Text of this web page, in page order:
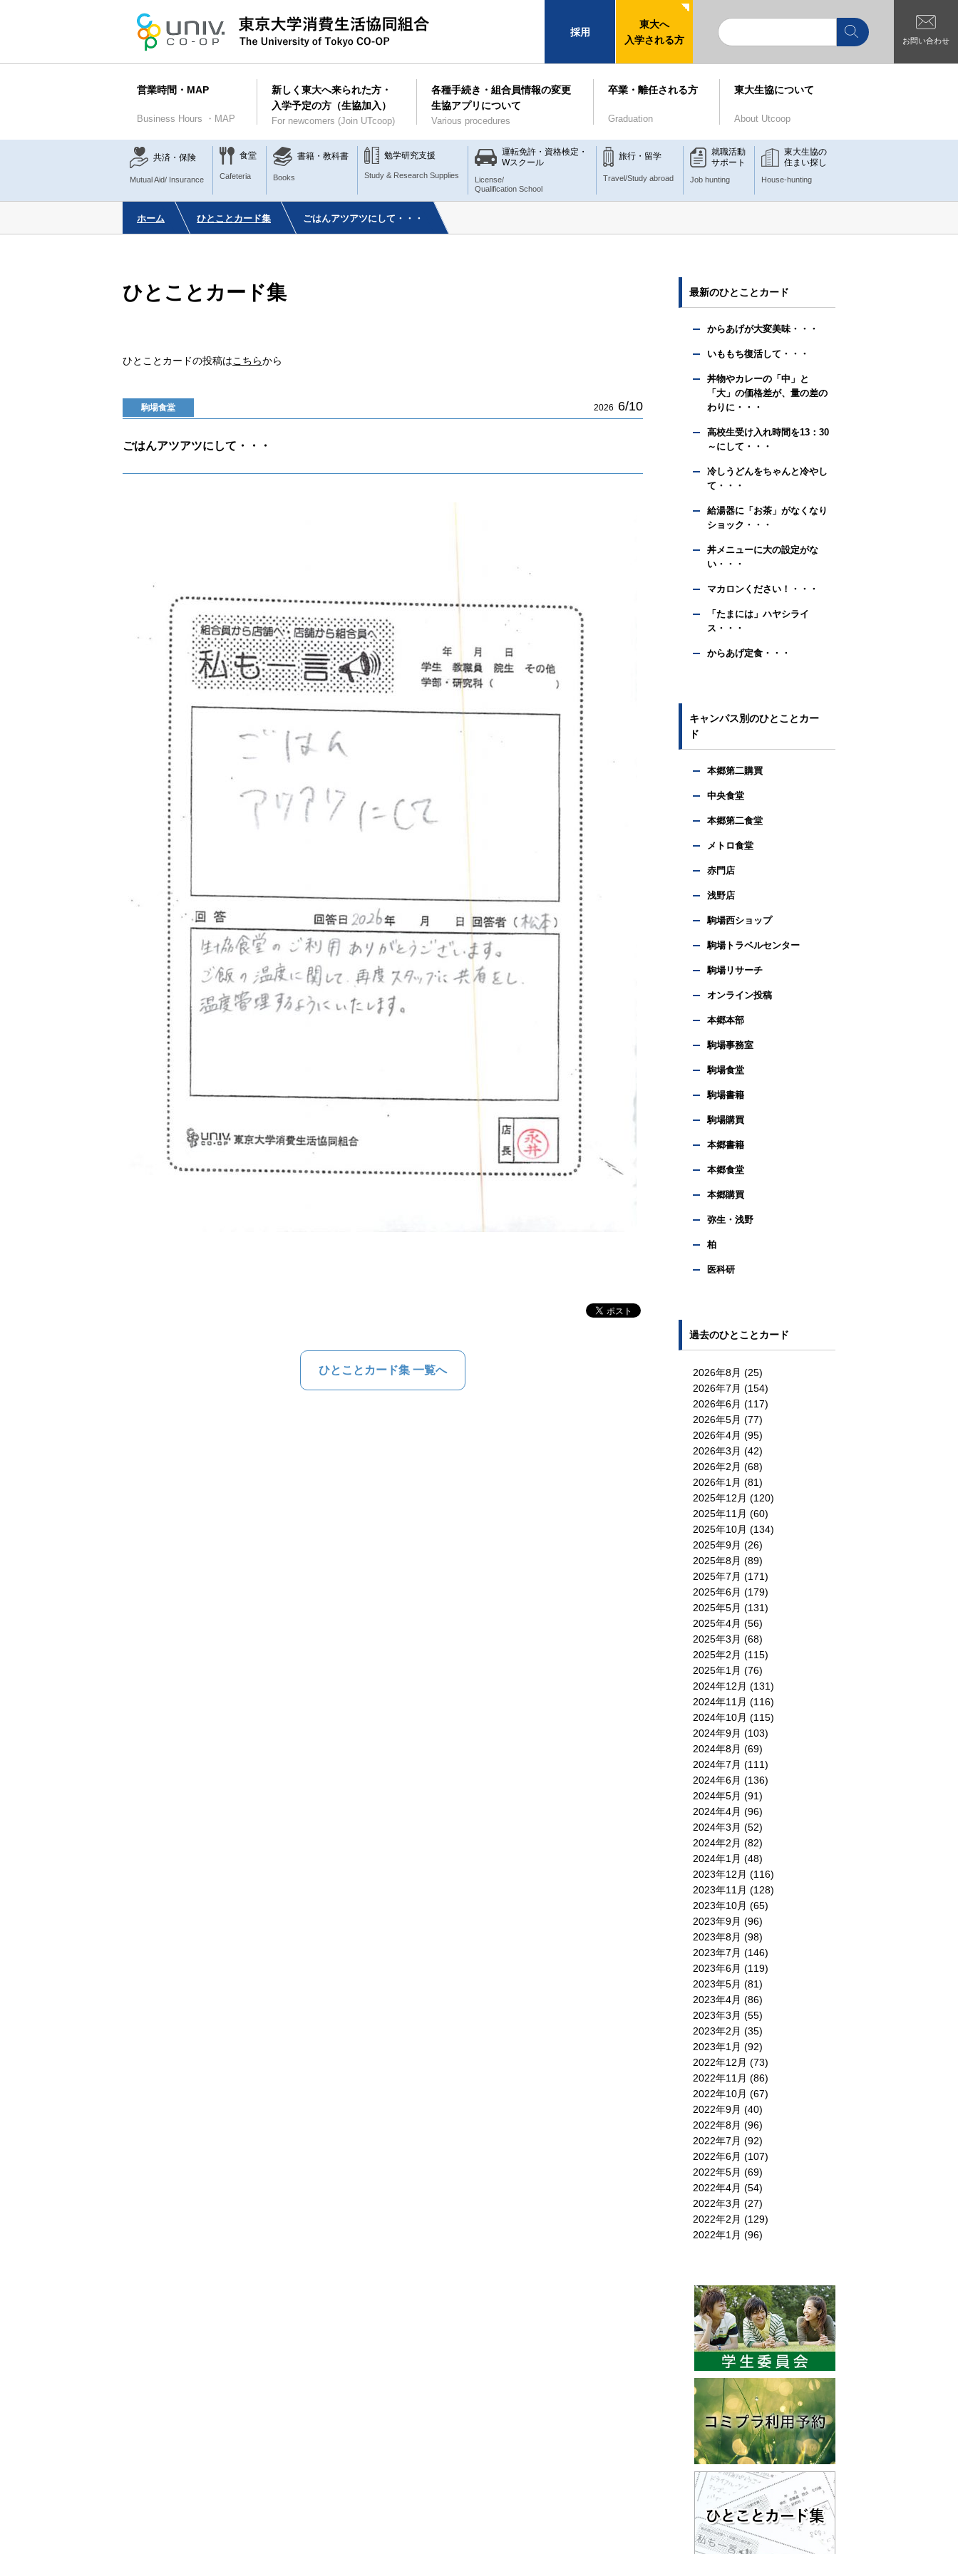
採用
東大へ
入学される方
お問い合わせ
営業時間・MAP
Business Hours ・MAP
新しく東大へ来られた方・
入学予定の方（生協加入）
For newcomers (Join UTcoop)
各種手続き・組合員情報の変更
生協アプリについて
Various procedures
卒業・離任される方
Graduation
東大生協について
About Utcoop
共済・保険
Mutual Aid/ Insurance
食堂
Cafeteria
書籍・教科書
Books
勉学研究支援
Study & Research Supplies
運転免許・資格検定・
Wスクール
License/
Qualification School
旅行・留学
Travel/Study abroad
就職活動
サポート
Job hunting
東大生協の
住まい探し
House-hunting
ホーム ひとことカード集 ごはんアツアツにして・・・
ひとことカード集
ひとことカードの投稿はこちらから
駒場食堂 2026 6/10
ごはんアツアツにして・・・
ひとことカード集 一覧へ
最新のひとことカード
からあげが大変美味・・・
いももち復活して・・・
丼物やカレーの「中」と
「大」の価格差が、量の差の
わりに・・・
高校生受け入れ時間を13：30
～にして・・・
冷しうどんをちゃんと冷やし
て・・・
給湯器に「お茶」がなくなり
ショック・・・
丼メニューに大の設定がな
い・・・
マカロンください！・・・
「たまには」ハヤシライ
ス・・・
からあげ定食・・・
キャンパス別のひとことカー
ド
本郷第二購買
中央食堂
本郷第二食堂
メトロ食堂
赤門店
浅野店
駒場西ショップ
駒場トラベルセンター
駒場リサーチ
オンライン投稿
本郷本部
駒場事務室
駒場食堂
駒場書籍
駒場購買
本郷書籍
本郷食堂
本郷購買
弥生・浅野
柏
医科研
過去のひとことカード
2026年8月 (25)
2026年7月 (154)
2026年6月 (117)
2026年5月 (77)
2026年4月 (95)
2026年3月 (42)
2026年2月 (68)
2026年1月 (81)
2025年12月 (120)
2025年11月 (60)
2025年10月 (134)
2025年9月 (26)
2025年8月 (89)
2025年7月 (171)
2025年6月 (179)
2025年5月 (131)
2025年4月 (56)
2025年3月 (68)
2025年2月 (115)
2025年1月 (76)
2024年12月 (131)
2024年11月 (116)
2024年10月 (115)
2024年9月 (103)
2024年8月 (69)
2024年7月 (111)
2024年6月 (136)
2024年5月 (91)
2024年4月 (96)
2024年3月 (52)
2024年2月 (82)
2024年1月 (48)
2023年12月 (116)
2023年11月 (128)
2023年10月 (65)
2023年9月 (96)
2023年8月 (98)
2023年7月 (146)
2023年6月 (119)
2023年5月 (81)
2023年4月 (86)
2023年3月 (55)
2023年2月 (35)
2023年1月 (92)
2022年12月 (73)
2022年11月 (86)
2022年10月 (67)
2022年9月 (40)
2022年8月 (96)
2022年7月 (92)
2022年6月 (107)
2022年5月 (69)
2022年4月 (54)
2022年3月 (27)
2022年2月 (129)
2022年1月 (96)